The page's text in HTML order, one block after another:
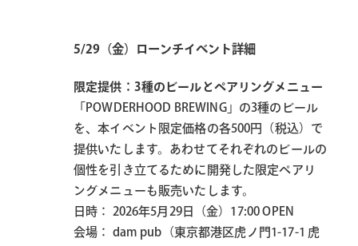
5/29（金）ローンチイベント詳細
限定提供：3種のビールとペアリングメニュー
「POWDERHOOD BREWING」の3種のビール
を、本イベント限定価格の各500円（税込）で
提供いたします。あわせてそれぞれのビールの
個性を引き立てるために開発した限定ペアリ
ングメニューも販売いたします。
日時： 2026年5月29日（金）17:00 OPEN
会場： dam pub（東京都港区虎ノ門1-17-1 虎